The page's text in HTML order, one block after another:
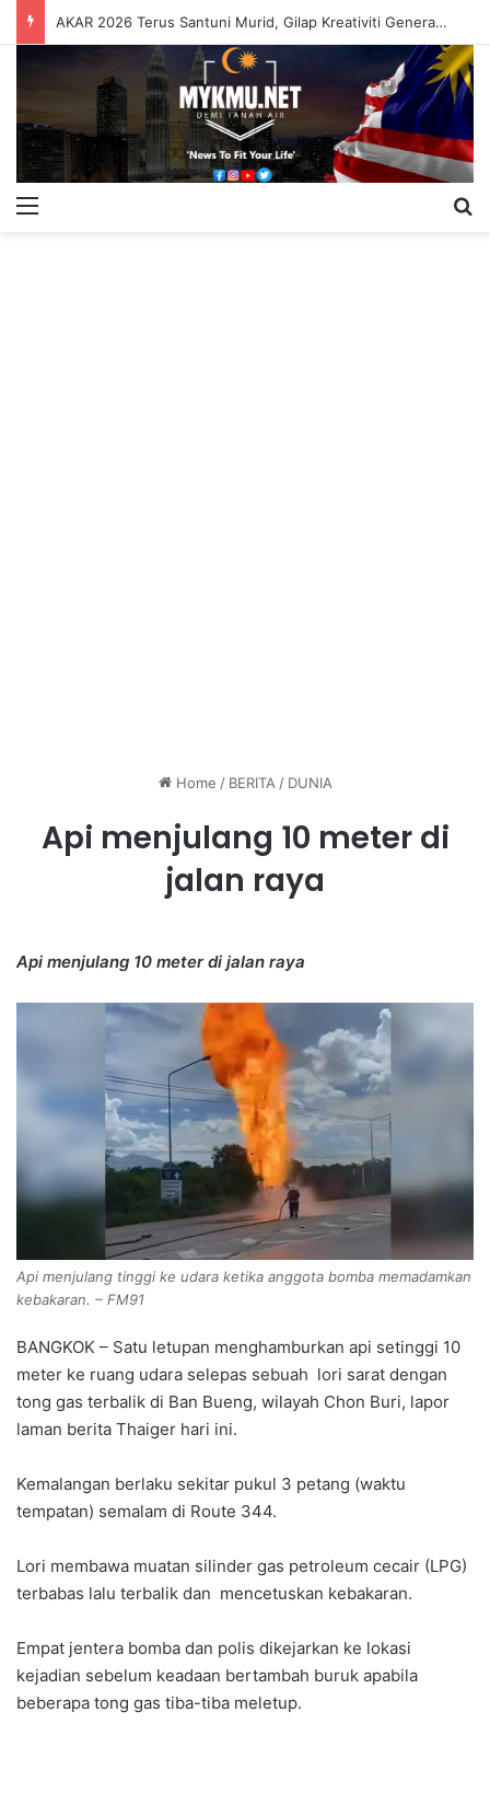
AKAR 2026 Terus Santuni Murid, Gilap Kreativiti Generasi Muda
Home / BERITA / DUNIA
Api menjulang 10 meter di
jalan raya
Api menjulang 10 meter di jalan raya
Api menjulang tinggi ke udara ketika anggota bomba memadamkan
kebakaran. – FM91
BANGKOK – Satu letupan menghamburkan api setinggi 10
meter ke ruang udara selepas sebuah lori sarat dengan
tong gas terbalik di Ban Bueng, wilayah Chon Buri, lapor
laman berita Thaiger hari ini.
Kemalangan berlaku sekitar pukul 3 petang (waktu
tempatan) semalam di Route 344.
Lori membawa muatan silinder gas petroleum cecair (LPG)
terbabas lalu terbalik dan mencetuskan kebakaran.
Empat jentera bomba dan polis dikejarkan ke lokasi
kejadian sebelum keadaan bertambah buruk apabila
beberapa tong gas tiba-tiba meletup.